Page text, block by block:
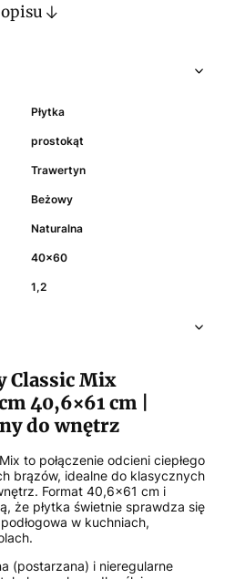
Płytka
prostokąt
Trawertyn
Beżowy
Naturalna
40x60
1,2
Classic Mix
40,6×61 cm |
do wnętrz
to połączenie odcieni ciepłego
brązów, idealne do klasycznych
Format 40,6×61 cm i
że płytka świetnie sprawdza się
w kuchniach,
(postarzana) i nieregularne